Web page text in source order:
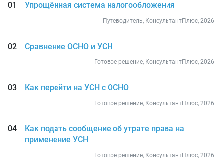
Упрощённая система налогообложения
Путеводитель, КонсультантПлюс, 2026
Сравнение ОСНО и УСН
Готовое решение, КонсультантПлюс, 2026
Как перейти на УСН с ОСНО
Готовое решение, КонсультантПлюс, 2026
Как подать сообщение об утрате права на
применение УСН
Готовое решение, КонсультантПлюс, 2026